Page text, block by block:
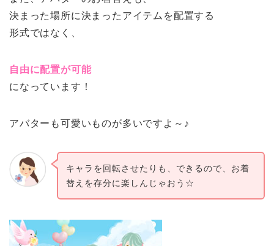
決まった場所に決まったアイテムを配置する
形式ではなく、
自由に配置が可能
になっています！
アバターも可愛いものが多いですよ～♪
キャラを回転させたりも、できるので、お着
替えを存分に楽しんじゃおう☆